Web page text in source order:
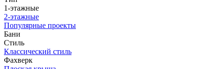
1-этажные
2-этажные
Популярные проекты
Бани
Стиль
Классический стиль
Фахверк